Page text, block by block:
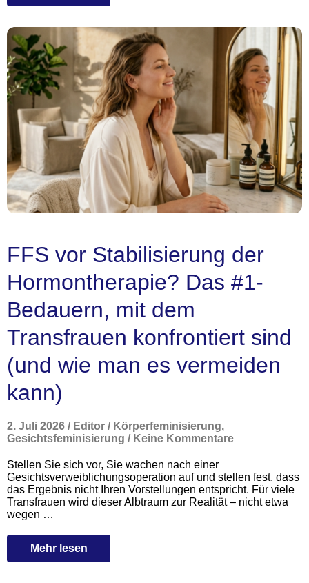
FFS vor Stabilisierung der
Hormontherapie? Das #1-
Bedauern, mit dem
Transfrauen konfrontiert sind
(und wie man es vermeiden
kann)
2. Juli 2026 / Editor / Körperfeminisierung,
Gesichtsfeminisierung / Keine Kommentare
Stellen Sie sich vor, Sie wachen nach einer
Gesichtsverweiblichungsoperation auf und stellen fest, dass
das Ergebnis nicht Ihren Vorstellungen entspricht. Für viele
Transfrauen wird dieser Albtraum zur Realität – nicht etwa
wegen …
Mehr lesen